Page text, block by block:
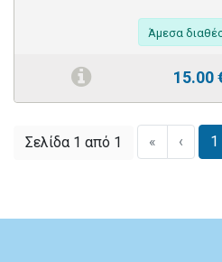
Άμεσα
15.00
Σελίδα 1 από 1 « ‹ 1